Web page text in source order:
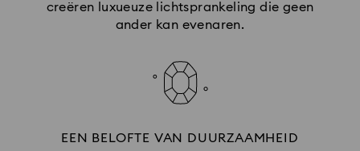
creëren luxueuze lichtsprankeling die geen
ander kan evenaren.
EEN BELOFTE VAN DUURZAAMHEID